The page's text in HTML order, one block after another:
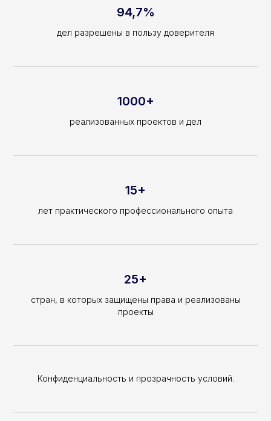
94,7%
дел разрешены в пользу доверителя
1000+
реализованных проектов и дел
15+
лет практического профессионального опыта
25+
стран, в которых защищены права и реализованы
проекты
Конфиденциальность и прозрачность условий.